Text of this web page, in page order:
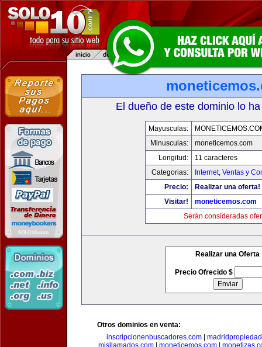
El dueño de este dominio lo
Mayusculas:
Minusculas:
moneticemos.com
Longitud:
11 caracteres
Categorias:
Internet, Ventas y
Precio:
Realizar una oferta!
Visitar!
moneticemos.com
Serán consideradas
Realizar una Oferta
Precio Ofrecido $
Otros dominios en venta:
inscripcionenbuscadores.com|
misllamados.com| moneticemos.com|